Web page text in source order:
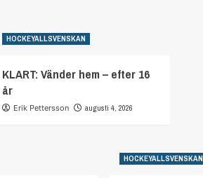
HOCKEYALLSVENSKAN
KLART: Vänder hem – efter 16
år
Erik Pettersson augusti 4, 2026
HOCKEYALLSVENSKAN